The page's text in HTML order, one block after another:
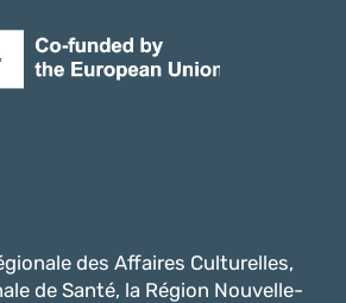
des Affaires Culturelles,
de Santé, la Région Nouvelle-